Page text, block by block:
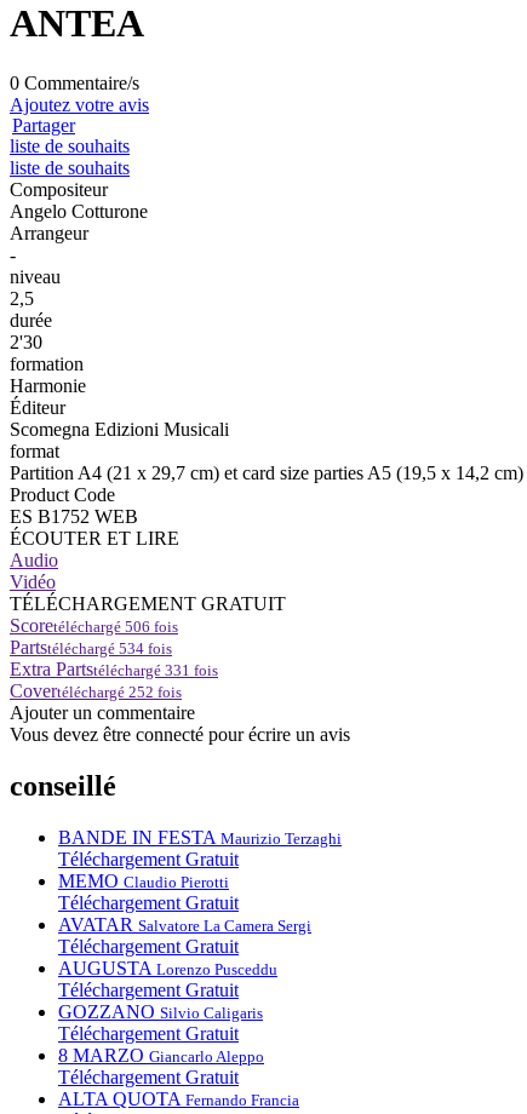
ANTEA
0 Commentaire/s
Ajoutez votre avis
Partager
liste de souhaits
liste de souhaits
Compositeur
Angelo Cotturone
Arrangeur
-
niveau
2,5
durée
2'30
formation
Harmonie
Éditeur
Scomegna Edizioni Musicali
format
Partition A4 (21 x 29,7 cm) et card size parties A5 (19,5 x 14,2 cm)
Product Code
ES B1752 WEB
ÉCOUTER ET LIRE
Audio
Vidéo
TÉLÉCHARGEMENT GRATUIT
Scoretéléchargé 506 fois
Partstéléchargé 534 fois
Extra Partstéléchargé 331 fois
Covertéléchargé 252 fois
Ajouter un commentaire
Vous devez être connecté pour écrire un avis
conseillé
BANDE IN FESTA Maurizio Terzaghi
Téléchargement Gratuit
MEMO Claudio Pierotti
Téléchargement Gratuit
AVATAR Salvatore La Camera Sergi
Téléchargement Gratuit
AUGUSTA Lorenzo Pusceddu
Téléchargement Gratuit
GOZZANO Silvio Caligaris
Téléchargement Gratuit
8 MARZO Giancarlo Aleppo
Téléchargement Gratuit
ALTA QUOTA Fernando Francia